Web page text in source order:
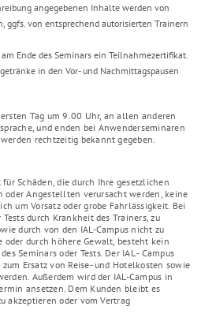
angegebenen Inhalte werden von
ggfs. von entsprechend autorisierten Trainern
Ende des Seminars ein Teilnahmezertifikat.
in den Vor- und Nachmittagspausen
Tag um 9.00 Uhr, an allen anderen
und enden bei Anwenderseminaren
rechtzeitig bekannt gegeben.
für Schäden, die durch Ihre gesetzlichen
oder Angestellten verursacht werden, keine
um Vorsatz oder grobe Fahrlässigkeit. Bei
durch Krankheit des Trainers, zu
durch von den IAL-Campus nicht zu
oder durch höhere Gewalt, besteht kein
Seminars oder Tests. Der IAL - Campus
Ersatz von Reise- und Hotelkosten sowie
Außerdem wird der IAL-Campus in
ansetzen. Dem Kunden bleibt es
akzeptieren oder vom Vertrag